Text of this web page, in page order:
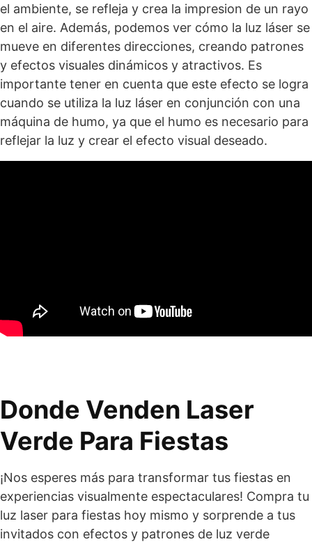
el ambiente, se refleja y crea la impresion de un rayo
en el aire. Además, podemos ver cómo la luz láser se
mueve en diferentes direcciones, creando patrones
y efectos visuales dinámicos y atractivos. Es
importante tener en cuenta que este efecto se logra
cuando se utiliza la luz láser en conjunción con una
máquina de humo, ya que el humo es necesario para
reflejar la luz y crear el efecto visual deseado.
Donde Venden Laser
Verde Para Fiestas
¡Nos esperes más para transformar tus fiestas en
experiencias visualmente espectaculares! Compra tu
luz laser para fiestas hoy mismo y sorprende a tus
invitados con efectos y patrones de luz verde